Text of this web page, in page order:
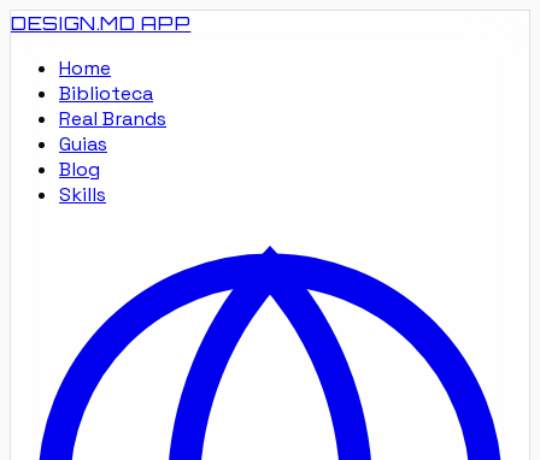
DESIGN.MD APP
Home
Biblioteca
Real Brands
Guias
Blog
Skills